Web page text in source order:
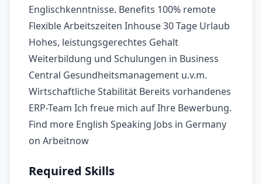
Englischkenntnisse. Benefits 100% remote
Flexible Arbeitszeiten Inhouse 30 Tage Urlaub
Hohes, leistungsgerechtes Gehalt
Weiterbildung und Schulungen in Business
Central Gesundheitsmanagement u.v.m.
Wirtschaftliche Stabilität Bereits vorhandenes
ERP-Team Ich freue mich auf Ihre Bewerbung.
Find more English Speaking Jobs in Germany
on Arbeitnow
Required Skills